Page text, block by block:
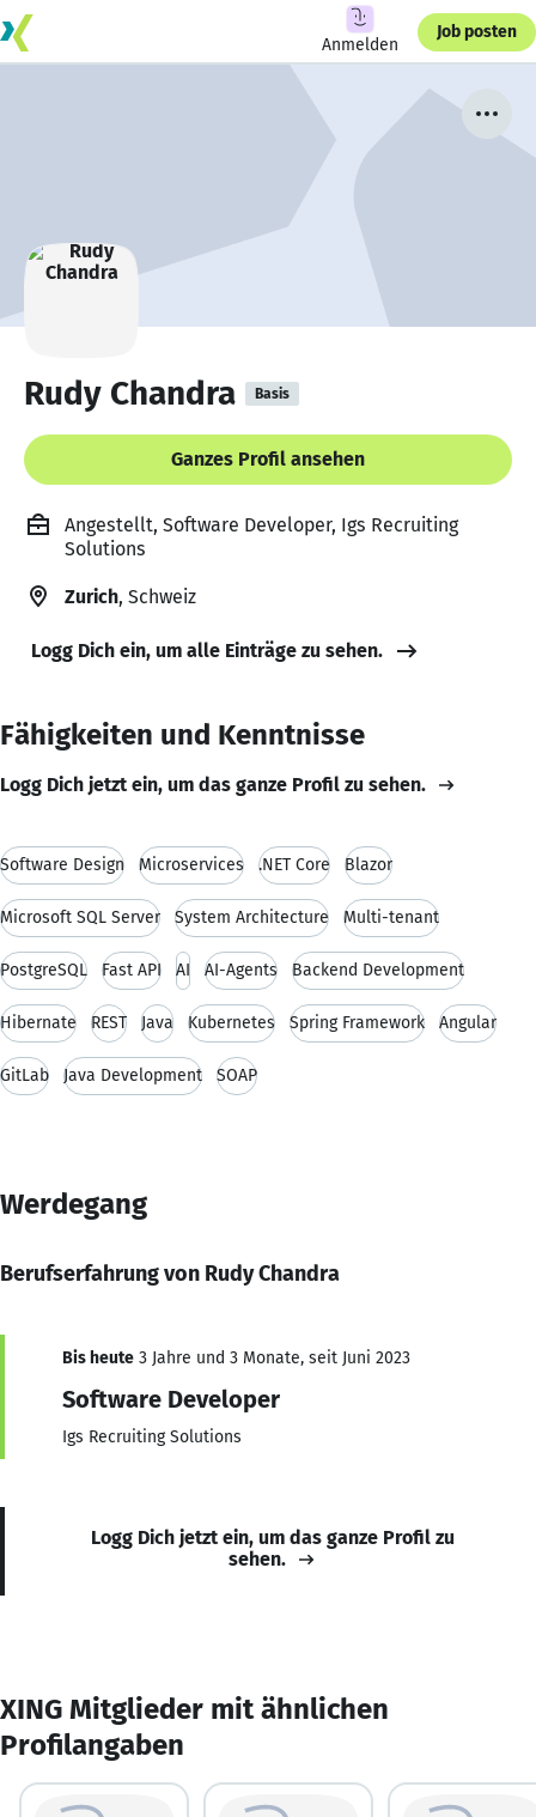
Anmelden
Job posten
Rudy Chandra Basis
Ganzes Profil ansehen
Angestellt, Software Developer, Igs Recruiting
Solutions
Zurich, Schweiz
Logg Dich ein, um alle Einträge zu sehen.
Fähigkeiten und Kenntnisse
Logg Dich jetzt ein, um das ganze Profil zu sehen.
Software Design Microservices .NET Core Blazor
Microsoft SQL Server System Architecture Multi-tenant
PostgreSQL Fast API AI AI-Agents Backend Development
Hibernate REST Java Kubernetes Spring Framework Angular
GitLab Java Development SOAP
Werdegang
Berufserfahrung von Rudy Chandra
Bis heute 3 Jahre und 3 Monate, seit Juni 2023
Software Developer
Igs Recruiting Solutions
Logg Dich jetzt ein, um das ganze Profil zu
sehen.
XING Mitglieder mit ähnlichen
Profilangaben